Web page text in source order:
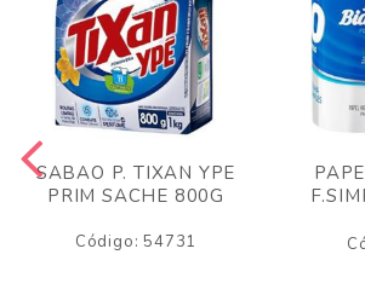
SABAO P. TIXAN YPE
PRIM SACHE 800G
Código: 54731